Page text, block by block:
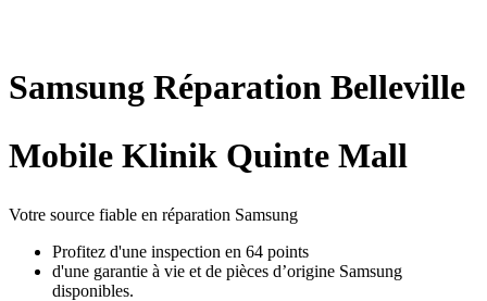
Samsung Réparation Belleville
Mobile Klinik Quinte Mall
Votre source fiable en réparation Samsung
Profitez d'une inspection en 64 points
d'une garantie à vie et de pièces d’origine Samsung
disponibles.